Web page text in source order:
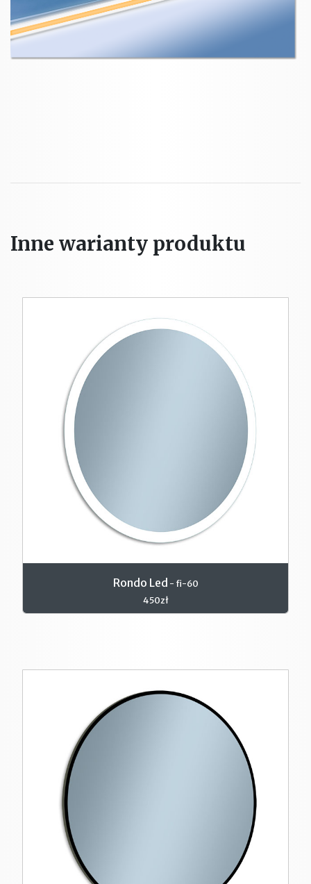
Inne warianty produktu
Rondo Led - fi-60
450zł